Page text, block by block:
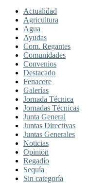
Actualidad
Agricultura
Agua
Ayudas
Com. Regantes
Comunidades
Convenios
Destacado
Fenacore
Galerías
Jornada Técnica
Jornadas Técnicas
Junta General
Juntas Directivas
Juntas Generales
Noticias
Opinión
Regadío
Sequía
Sin categoría